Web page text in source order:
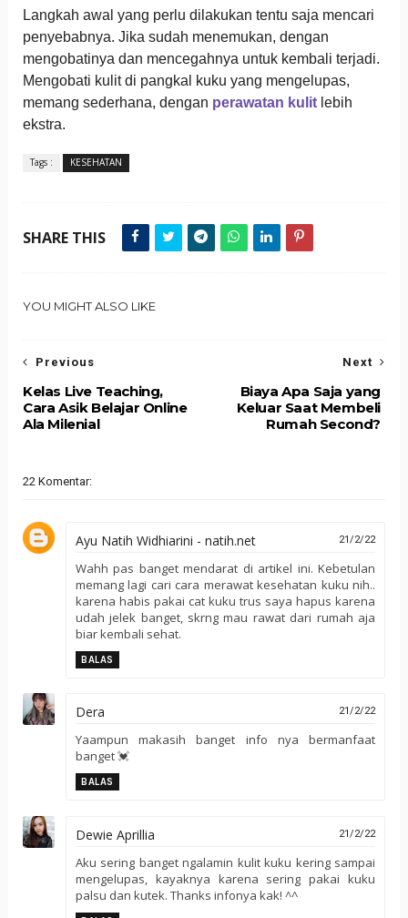
Langkah awal yang perlu dilakukan tentu saja mencari
penyebabnya. Jika sudah menemukan, dengan
mengobatinya dan mencegahnya untuk kembali terjadi.
Mengobati kulit di pangkal kuku yang mengelupas,
memang sederhana, dengan perawatan kulitlebih
ekstra.
Tags : KESEHATAN
SHARE THIS
YOU MIGHT ALSO LIKE
Next
Biaya Apa Saja yang
Keluar Saat Membeli
Rumah Second?
Previous
Kelas Live Teaching,
Cara Asik Belajar Online
Ala Milenial
22 Komentar:
Ayu Natih Widhiarini - natih.net 21/2/22
Wahh pas banget mendarat di artikel ini. Kebetulan
memang lagi cari cara merawat kesehatan kuku nih..
karena habis pakai cat kuku trus saya hapus karena
udah jelek banget, skrng mau rawat dari rumah aja
biar kembali sehat.
BALAS
Dera 21/2/22
Yaampun makasih banget info nya bermanfaat
banget 💓
BALAS
Dewie Aprillia 21/2/22
Aku sering banget ngalamin kulit kuku kering sampai
mengelupas, kayaknya karena sering pakai kuku
palsu dan kutek. Thanks infonya kak! ^^